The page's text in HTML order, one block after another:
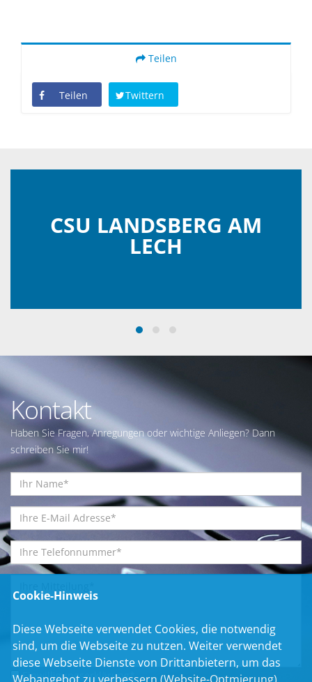
Teilen
Teilen Twittern
CSU LANDSBERG AM
LECH
Kontakt
Haben Sie Fragen, Anregungen oder wichtige Anliegen? Dann
schreiben Sie mir!
Einwilligungserklärung*
Cookie-Hinweis
Diese Webseite verwendet Cookies, die notwendig
sind, um die Webseite zu nutzen. Weiter verwendet
diese Webseite Dienste von Drittanbietern, um das